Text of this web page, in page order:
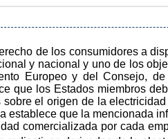
de los consumidores a
y nacional y uno de los
Europeo y del Consejo,
que los Estados miembros
sobre el origen de la
establece que la mencionada
comercializada por cada